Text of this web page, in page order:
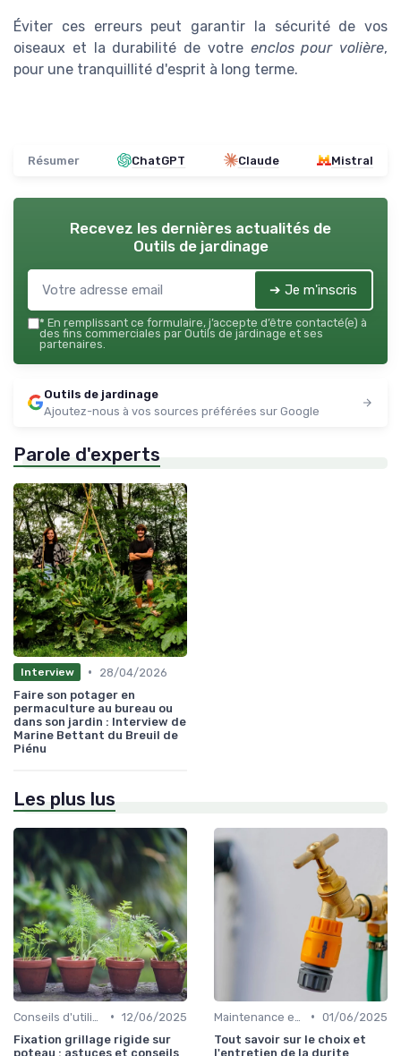
Éviter ces erreurs peut garantir la sécurité de vos
oiseaux et la durabilité de votre enclos pour volière,
pour une tranquillité d'esprit à long terme.
Résumer ChatGPT Claude Mistral
Recevez les dernières actualités de
Outils de jardinage
➔ Je m'inscris
* En remplissant ce formulaire, j’accepte d’être contacté(e) à
des fins commerciales par Outils de jardinage et ses
partenaires.
Outils de jardinage
Ajoutez-nous à vos sources préférées sur Google
Parole d'experts
Interview •
28/04/2026
Faire son potager en
permaculture au bureau ou
dans son jardin : Interview de
Marine Bettant du Breuil de
Piénu
Les plus lus
• 12/06/2025
Fixation grillage rigide sur
poteau : astuces et conseils
• 01/06/2025
Tout savoir sur le choix et
l'entretien de la durite